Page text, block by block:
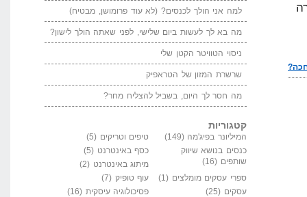
למה אני הולך לכנסים? (לא עוד פרומושן, מבטיח)
מה בא לך לעשות ביום שלישי, לפני שאתה הולך לישון?
ניסוי הטוויטר הקטן שלי
שרשרת המזון של הטראפיק
מה חסר לך היום, בשביל להצליח מחר?
קטגוריות
המיליונר בפיג'מה (149) טיפים וטריקים (5)
כנסים בנושא שיווק
שותפים (16)
כסף באינטרנט (5)
מיתוג באינטרנט (2)
ספרי עסקים מומלצים (1) עוף טופיק (7)
עסקים (25) פסיכולוגיה עיסקית (16)